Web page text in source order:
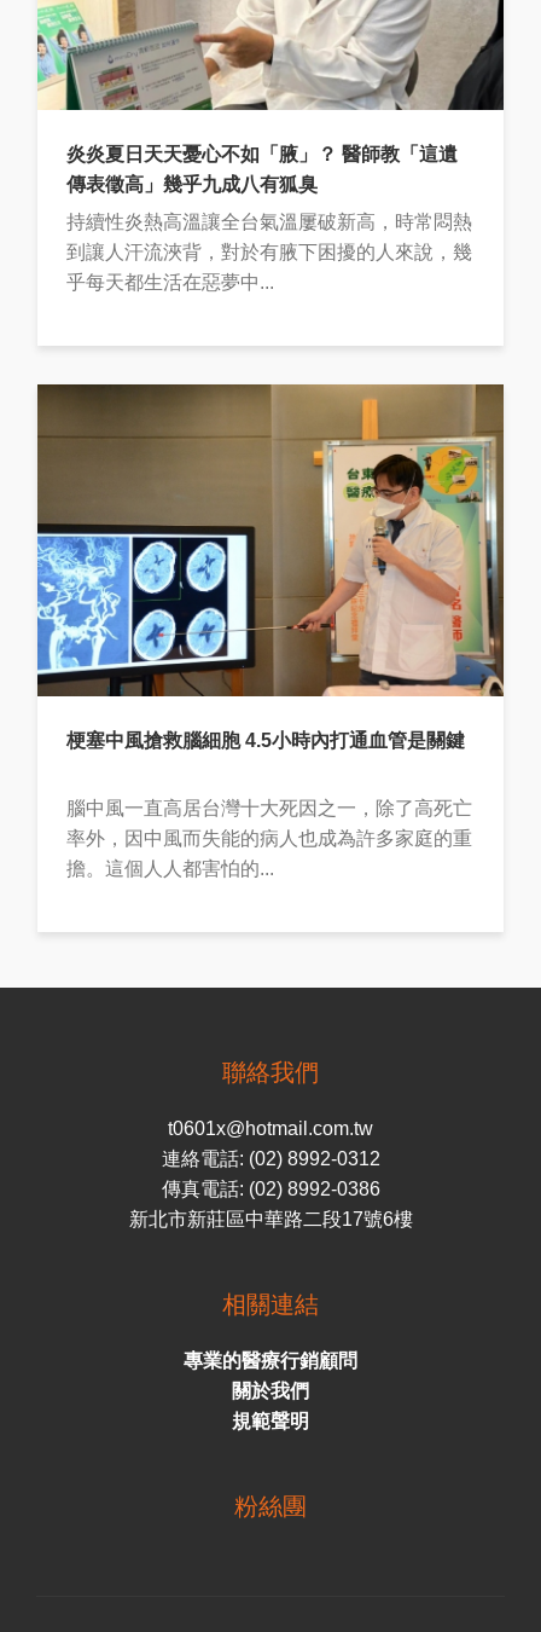
炎炎夏日天天憂心不如「腋」？ 醫師教「這遺
傳表徵高」幾乎九成八有狐臭
持續性炎熱高溫讓全台氣溫屢破新高，時常悶熱
到讓人汗流浹背，對於有腋下困擾的人來說，幾
乎每天都生活在惡夢中...
梗塞中風搶救腦細胞 4.5小時內打通血管是關鍵
腦中風一直高居台灣十大死因之一，除了高死亡
率外，因中風而失能的病人也成為許多家庭的重
擔。這個人人都害怕的...
聯絡我們
t0601x@hotmail.com.tw
連絡電話: (02) 8992-0312
傳真電話: (02) 8992-0386
新北市新莊區中華路二段17號6樓
相關連結
專業的醫療行銷顧問
關於我們
規範聲明
粉絲團